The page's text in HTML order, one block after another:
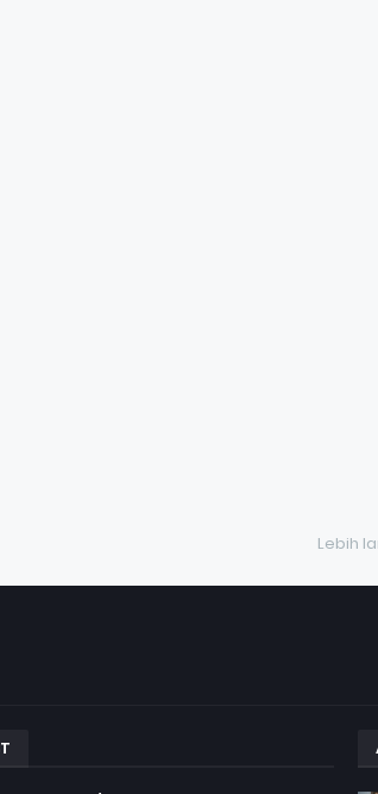
Lebih